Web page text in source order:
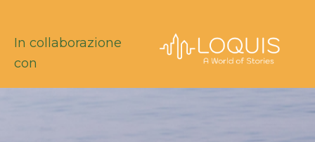
In collaborazione
con